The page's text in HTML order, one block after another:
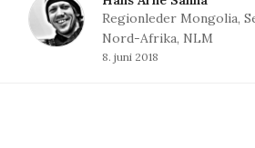
Regionleder Mongolia,
Nord-Afrika, NLM
8. juni 2018